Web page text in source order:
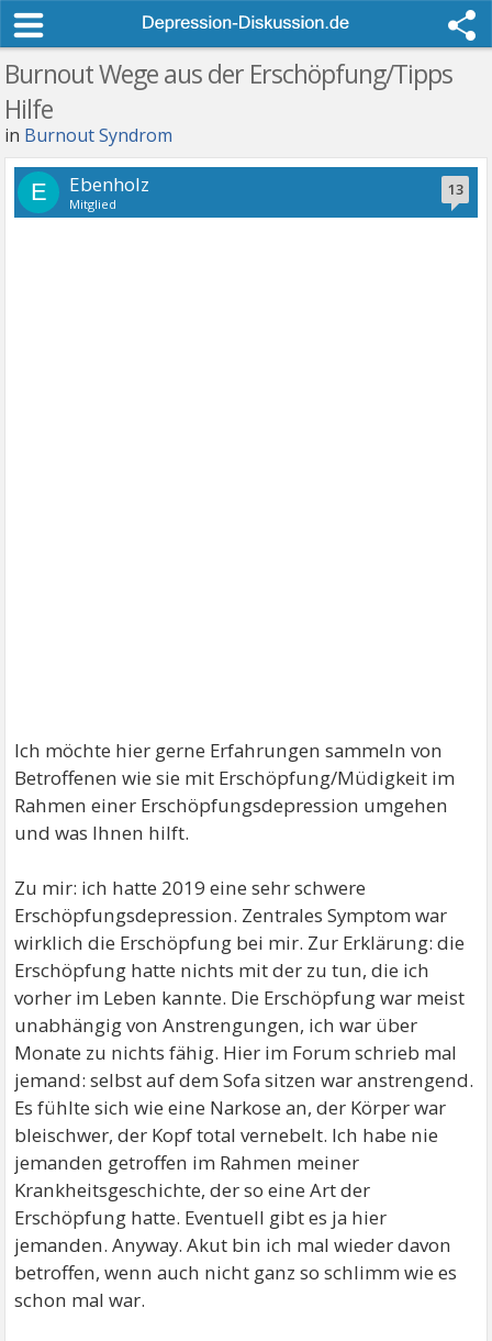
Burnout Wege aus der Erschöpfung/Tipps
Hilfe
in Burnout Syndrom
13
E Ebenholz
Mitglied
Ich möchte hier gerne Erfahrungen sammeln von
Betroffenen wie sie mit Erschöpfung/Müdigkeit im
Rahmen einer Erschöpfungsdepression umgehen
und was Ihnen hilft.
Zu mir: ich hatte 2019 eine sehr schwere
Erschöpfungsdepression. Zentrales Symptom war
wirklich die Erschöpfung bei mir. Zur Erklärung: die
Erschöpfung hatte nichts mit der zu tun, die ich
vorher im Leben kannte. Die Erschöpfung war meist
unabhängig von Anstrengungen, ich war über
Monate zu nichts fähig. Hier im Forum schrieb mal
jemand: selbst auf dem Sofa sitzen war anstrengend.
Es fühlte sich wie eine Narkose an, der Körper war
bleischwer, der Kopf total vernebelt. Ich habe nie
jemanden getroffen im Rahmen meiner
Krankheitsgeschichte, der so eine Art der
Erschöpfung hatte. Eventuell gibt es ja hier
jemanden. Anyway. Akut bin ich mal wieder davon
betroffen, wenn auch nicht ganz so schlimm wie es
schon mal war.